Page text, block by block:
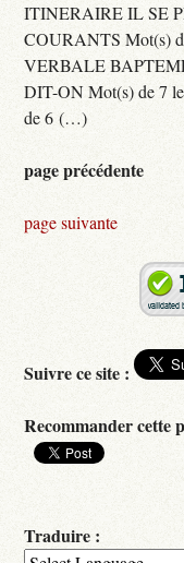
ITINERAIRE IL SE
COURANTS Mot(s)
VERBALE
DIT-ON Mot(s) de 7
de 6 (…)
page précédente
page suivante
Suivre ce site :
Recommander cette
Traduire :